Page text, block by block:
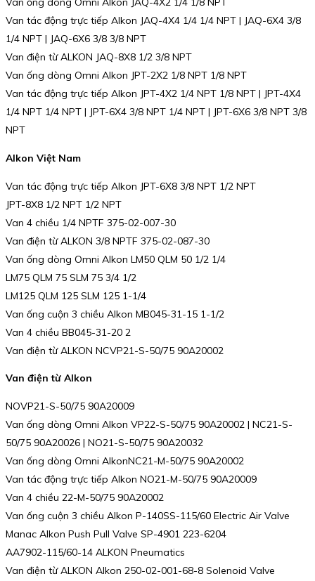
Van tác động trực tiếp Alkon JAQ-4X4 1/4 1/4 NPT | JAQ-6X4 3/8
1/4 NPT | JAQ-6X6 3/8 3/8 NPT
Van điện từ ALKON JAQ-8X8 1/2 3/8 NPT
Van ống dòng Omni Alkon JPT-2X2 1/8 NPT 1/8 NPT
Van tác động trực tiếp Alkon JPT-4X2 1/4 NPT 1/8 NPT | JPT-4X4
1/4 NPT 1/4 NPT | JPT-6X4 3/8 NPT 1/4 NPT | JPT-6X6 3/8 NPT 3/8
NPT
Alkon Việt Nam
Van tác động trực tiếp Alkon JPT-6X8 3/8 NPT 1/2 NPT
JPT-8X8 1/2 NPT 1/2 NPT
Van 4 chiều 1/4 NPTF 375-02-007-30
Van điện từ ALKON 3/8 NPTF 375-02-087-30
Van ống dòng Omni Alkon LM50 QLM 50 1/2 1/4
LM75 QLM 75 SLM 75 3/4 1/2
LM125 QLM 125 SLM 125 1-1/4
Van ống cuộn 3 chiều Alkon MB045-31-15 1-1/2
Van 4 chiều BB045-31-20 2
Van điện từ ALKON NCVP21-S-50/75 90A20002
Van điện từ Alkon
NOVP21-S-50/75 90A20009
Van ống dòng Omni Alkon VP22-S-50/75 90A20002 | NC21-S-
50/75 90A20026 | NO21-S-50/75 90A20032
Van ống dòng Omni AlkonNC21-M-50/75 90A20002
Van tác động trực tiếp Alkon NO21-M-50/75 90A20009
Van 4 chiều 22-M-50/75 90A20002
Van ống cuộn 3 chiều Alkon P-140SS-115/60 Electric Air Valve
Manac Alkon Push Pull Valve SP-4901 223-6204
AA7902-115/60-14 ALKON Pneumatics
Van điện từ ALKON Alkon 250-02-001-68-8 Solenoid Valve